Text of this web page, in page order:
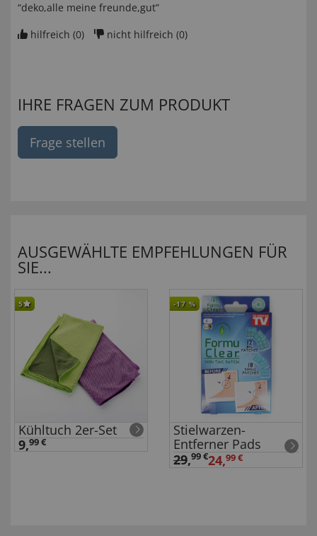
“deko,alle meine freunde,gut”
hilfreich (0) nicht hilfreich (0)
IHRE FRAGEN ZUM PRODUKT
Frage stellen
AUSGEWÄHLTE EMPFEHLUNGEN FÜR
SIE...
5
Kühltuch 2er-Set
9,99 €
-17 %
Stielwarzen-
Entferner Pads
29,99 €24,99 €